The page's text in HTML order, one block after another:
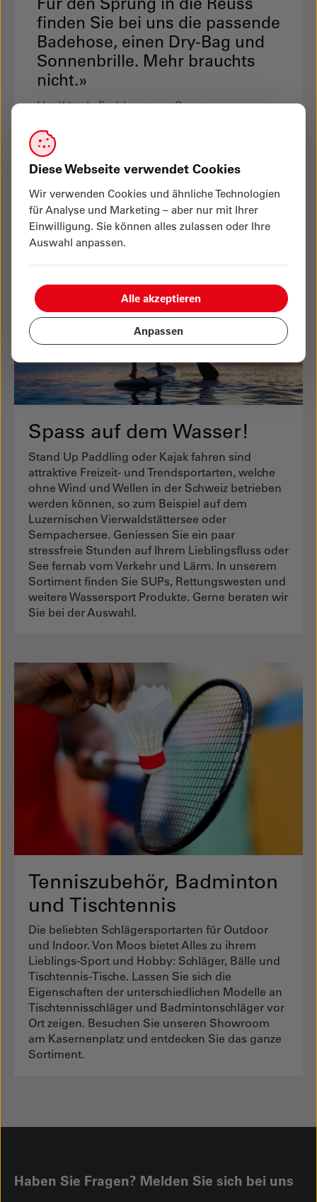
finden Sie bei uns die passende
Badehose, einen Dry-Bag und
Sonnenbrille. Mehr brauchts
nicht.»
Urs Küttel - Fachberatung Sport
Spass auf dem Wasser!
Stand Up Paddling oder Kajak fahren sind
attraktive Freizeit- und Trendsportarten, welche
ohne Wind und Wellen in der Schweiz betrieben
werden können, so zum Beispiel auf dem
Luzernischen Vierwaldstättersee oder
Sempachersee. Geniessen Sie ein paar
stressfreie Stunden auf Ihrem Lieblingsfluss oder
See fernab vom Verkehr und Lärm. In unserem
Sortiment finden Sie SUPs, Rettungswesten und
weitere Wassersport Produkte. Gerne beraten wir
Sie bei der Auswahl.
Tenniszubehör, Badminton
und Tischtennis
Die beliebten Schlägersportarten für Outdoor
und Indoor. Von Moos bietet Alles zu ihrem
Lieblings-Sport und Hobby: Schläger, Bälle und
Tischtennis-Tische. Lassen Sie sich die
Eigenschaften der unterschiedlichen Modelle an
Tischtennisschläger und Badmintonschläger vor
Ort zeigen. Besuchen Sie unseren Showroom
am Kasernenplatz und entdecken Sie das ganze
Sortiment.
Haben Sie Fragen? Melden Sie sich bei uns
Diese Webseite verwendet Cookies
Wir verwenden Cookies und ähnliche Technologien
für Analyse und Marketing – aber nur mit Ihrer
Einwilligung. Sie können alles zulassen oder Ihre
Auswahl anpassen.
Anpassen
Alle akzeptieren